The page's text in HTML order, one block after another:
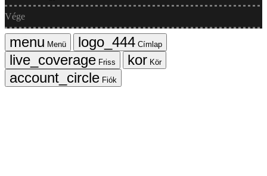
Vége
Menü
Címlap
Friss
Kör
Fiók